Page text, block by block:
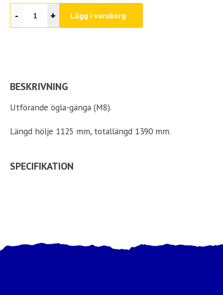
- + Lägg i varukorg
BESKRIVNING
Utförande ögla-gänga (M8).
Längd hölje 1125 mm, totallängd 1390 mm.
SPECIFIKATION